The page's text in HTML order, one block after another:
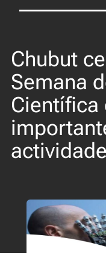
Chubut
Semana
Científica